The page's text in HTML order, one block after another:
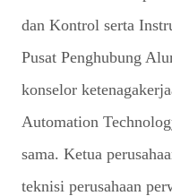
dan Kontrol serta
Pusat Penghubung
konselor
Automation
sama. Ketua
teknisi perusahaan